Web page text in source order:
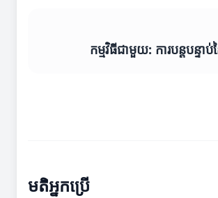
កម្មវិធីជាមួយ: ការបន្តបន្ទាប់ន
មតិអ្នកប្រើ